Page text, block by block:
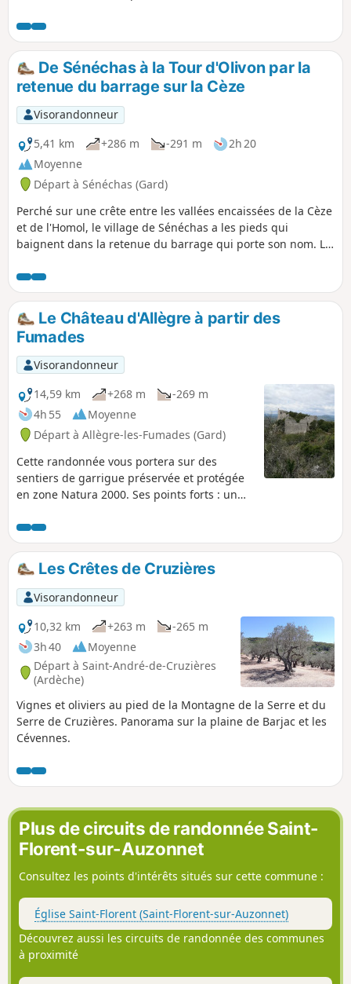
du Luech très agréable. Au final, une côte pour les
costauds, mais on peut l'éviter.
De Sénéchas à la Tour d'Olivon par la
retenue du barrage sur la Cèze
Visorandonneur
5,41 km
+286 m -291 m
2h 20
Moyenne
Départ à Sénéchas (Gard)
Perché sur une crête entre les vallées encaissées de la Cèze
et de l'Homol, le village de Sénéchas a les pieds qui
baignent dans la retenue du barrage qui porte son nom. Le
village jusqu'aux berges du plan d'eau, et de rejoindre une
vieille tour médiévale qui veille au-dessus des méandres du
lac. Au passage, on découvre quelques merveilles de l'art
des terrassiers qui ont autrefois façonné ce coin des
Cévennes.
Le Château d'Allègre à partir des
Fumades
Visorandonneur
14,59 km
+268 m
-269 m
4h 55
Moyenne
Départ à Allègre-les-Fumades (Gard)
Cette randonnée vous portera sur des
sentiers de garrigue préservée et protégée
en zone Natura 2000. Ses points forts : un
surplombant les champs d’oliviers et des
panoramas à vous couper le souffle !
Les Crêtes de Cruzières
Visorandonneur
10,32 km
+263 m
-265 m
3h 40
Moyenne
Départ à Saint-André-de-Cruzières
(Ardèche)
Vignes et oliviers au pied de la Montagne de la Serre et du
Serre de Cruzières. Panorama sur la plaine de Barjac et les
Cévennes.
Plus de circuits de randonnée Saint-
Florent-sur-Auzonnet
Consultez les points d'intérêts situés sur cette commune :
Église Saint-Florent (Saint-Florent-sur-Auzonnet)
Découvrez aussi les circuits de randonnée des communes
à proximité